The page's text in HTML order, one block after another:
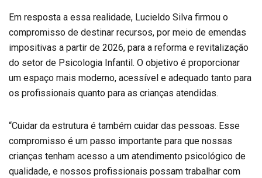
Em resposta a essa realidade, Lucieldo Silva firmou o
compromisso de destinar recursos, por meio de emendas
impositivas a partir de 2026, para a reforma e revitalização
do setor de Psicologia Infantil. O objetivo é proporcionar
um espaço mais moderno, acessível e adequado tanto para
os profissionais quanto para as crianças atendidas.
“Cuidar da estrutura é também cuidar das pessoas. Esse
compromisso é um passo importante para que nossas
crianças tenham acesso a um atendimento psicológico de
qualidade, e nossos profissionais possam trabalhar com